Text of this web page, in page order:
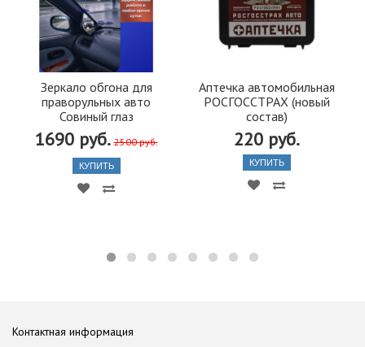
Зеркало обгона для
праворульных авто
Совиный глаз
1690 руб. 2500 руб.
КУПИТЬ
Аптечка автомобильная
РОСГОССТРАХ (новый
состав)
220 руб.
КУПИТЬ
Контактная информация